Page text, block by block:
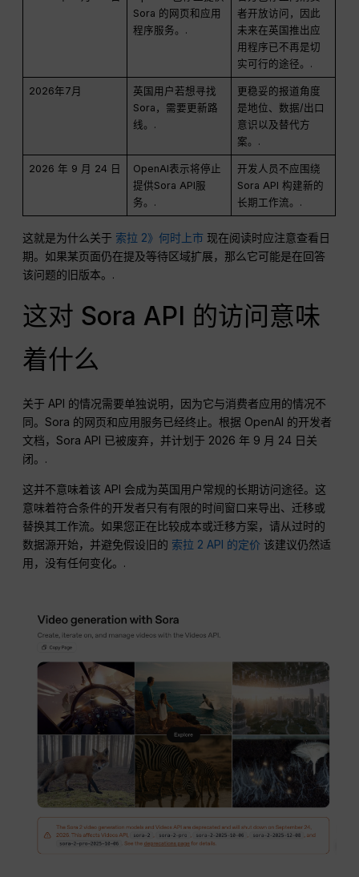
Sora 的网页和应用
程序服务。.
者开放访问，因此
未来在英国推出应
用程序已不再是切
实可行的途径。.
2026年7月
英国用户若想寻找
Sora，需要更新路
线。.
更稳妥的报道角度
是地位、数据/出口
意识以及替代方
案。.
2026 年 9 月 24 日
OpenAI表示将停止
提供Sora API服
务。.
开发人员不应围绕
Sora API 构建新的
长期工作流。.
这就是为什么关于 索拉 2》何时上市 现在阅读时应注意查看日
期。如果某页面仍在提及等待区域扩展，那么它可能是在回答
该问题的旧版本。.
这对 Sora API 的访问意味
着什么
关于 API 的情况需要单独说明，因为它与消费者应用的情况不
同。Sora 的网页和应用服务已经终止。根据 OpenAI 的开发者
文档，Sora API 已被废弃，并计划于 2026 年 9 月 24 日关
闭。.
这并不意味着该 API 会成为英国用户常规的长期访问途径。这
意味着符合条件的开发者只有有限的时间窗口来导出、迁移或
替换其工作流。如果您正在比较成本或迁移方案，请从过时的
数据源开始，并避免假设旧的 索拉 2 API 的定价 该建议仍然适
用，没有任何变化。.